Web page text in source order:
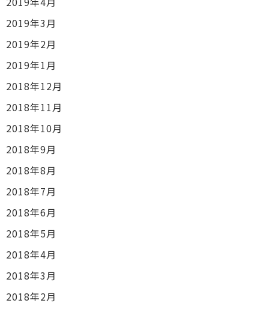
2019年3月
2019年2月
2019年1月
2018年12月
2018年11月
2018年10月
2018年9月
2018年8月
2018年7月
2018年6月
2018年5月
2018年4月
2018年3月
2018年2月